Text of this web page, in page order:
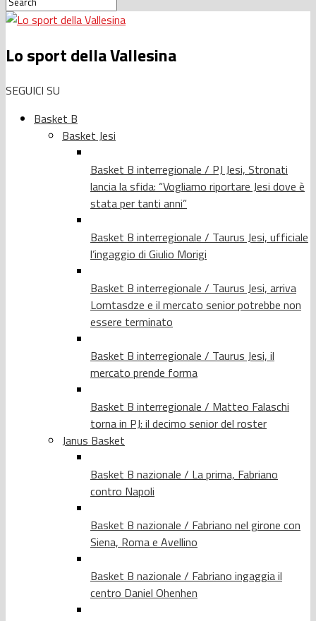
Lo sport della Vallesina
SEGUICI SU
Basket B
Basket Jesi
Basket B interregionale / PJ Jesi, Stronati
lancia la sfida: “Vogliamo riportare Jesi dove è
stata per tanti anni”
Basket B interregionale / Taurus Jesi, ufficiale
l’ingaggio di Giulio Morigi
Basket B interregionale / Taurus Jesi, arriva
Lomtasdze e il mercato senior potrebbe non
essere terminato
Basket B interregionale / Taurus Jesi, il
mercato prende forma
Basket B interregionale / Matteo Falaschi
torna in PJ: il decimo senior del roster
Janus Basket
Basket B nazionale / La prima, Fabriano
contro Napoli
Basket B nazionale / Fabriano nel girone con
Siena, Roma e Avellino
Basket B nazionale / Fabriano ingaggia il
centro Daniel Ohenhen